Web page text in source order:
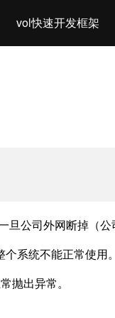
vol快速开发框架
公司外网断掉（公
系统不能正常使用。
抛出异常。